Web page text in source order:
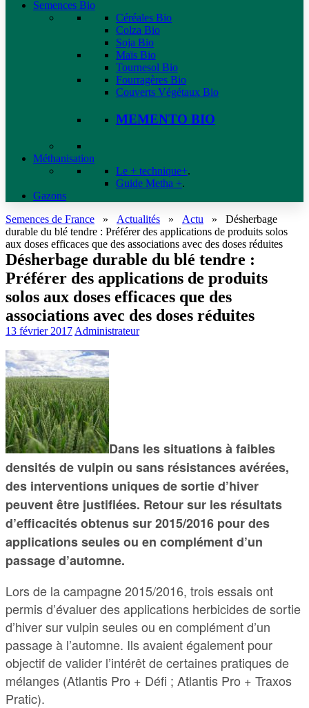
Semences Bio
Céréales Bio
Colza Bio
Soja Bio
Maïs Bio
Tournesol Bio
Fourragères Bio
Couverts Végétaux Bio
MEMENTO BIO
Méthanisation
Le + technique+.
Guide Metha +.
Gazons
Semences de France » Actualités » Actu » Désherbage
durable du blé tendre : Préférer des applications de produits solos
aux doses efficaces que des associations avec des doses réduites
Désherbage durable du blé tendre :
Préférer des applications de produits
solos aux doses efficaces que des
associations avec des doses réduites
13 février 2017 Administrateur
Dans les situations à faibles
densités de vulpin ou sans résistances avérées,
des interventions uniques de sortie d’hiver
peuvent être justifiées. Retour sur les résultats
d’efficacités obtenus sur 2015/2016 pour des
applications seules ou en complément d’un
passage d’automne.
Lors de la campagne 2015/2016, trois essais ont
permis d’évaluer des applications herbicides de sortie
d’hiver sur vulpin seules ou en complément d’un
passage à l’automne. Ils avaient également pour
objectif de valider l’intérêt de certaines pratiques de
mélanges (Atlantis Pro + Défi ; Atlantis Pro + Traxos
Pratic).